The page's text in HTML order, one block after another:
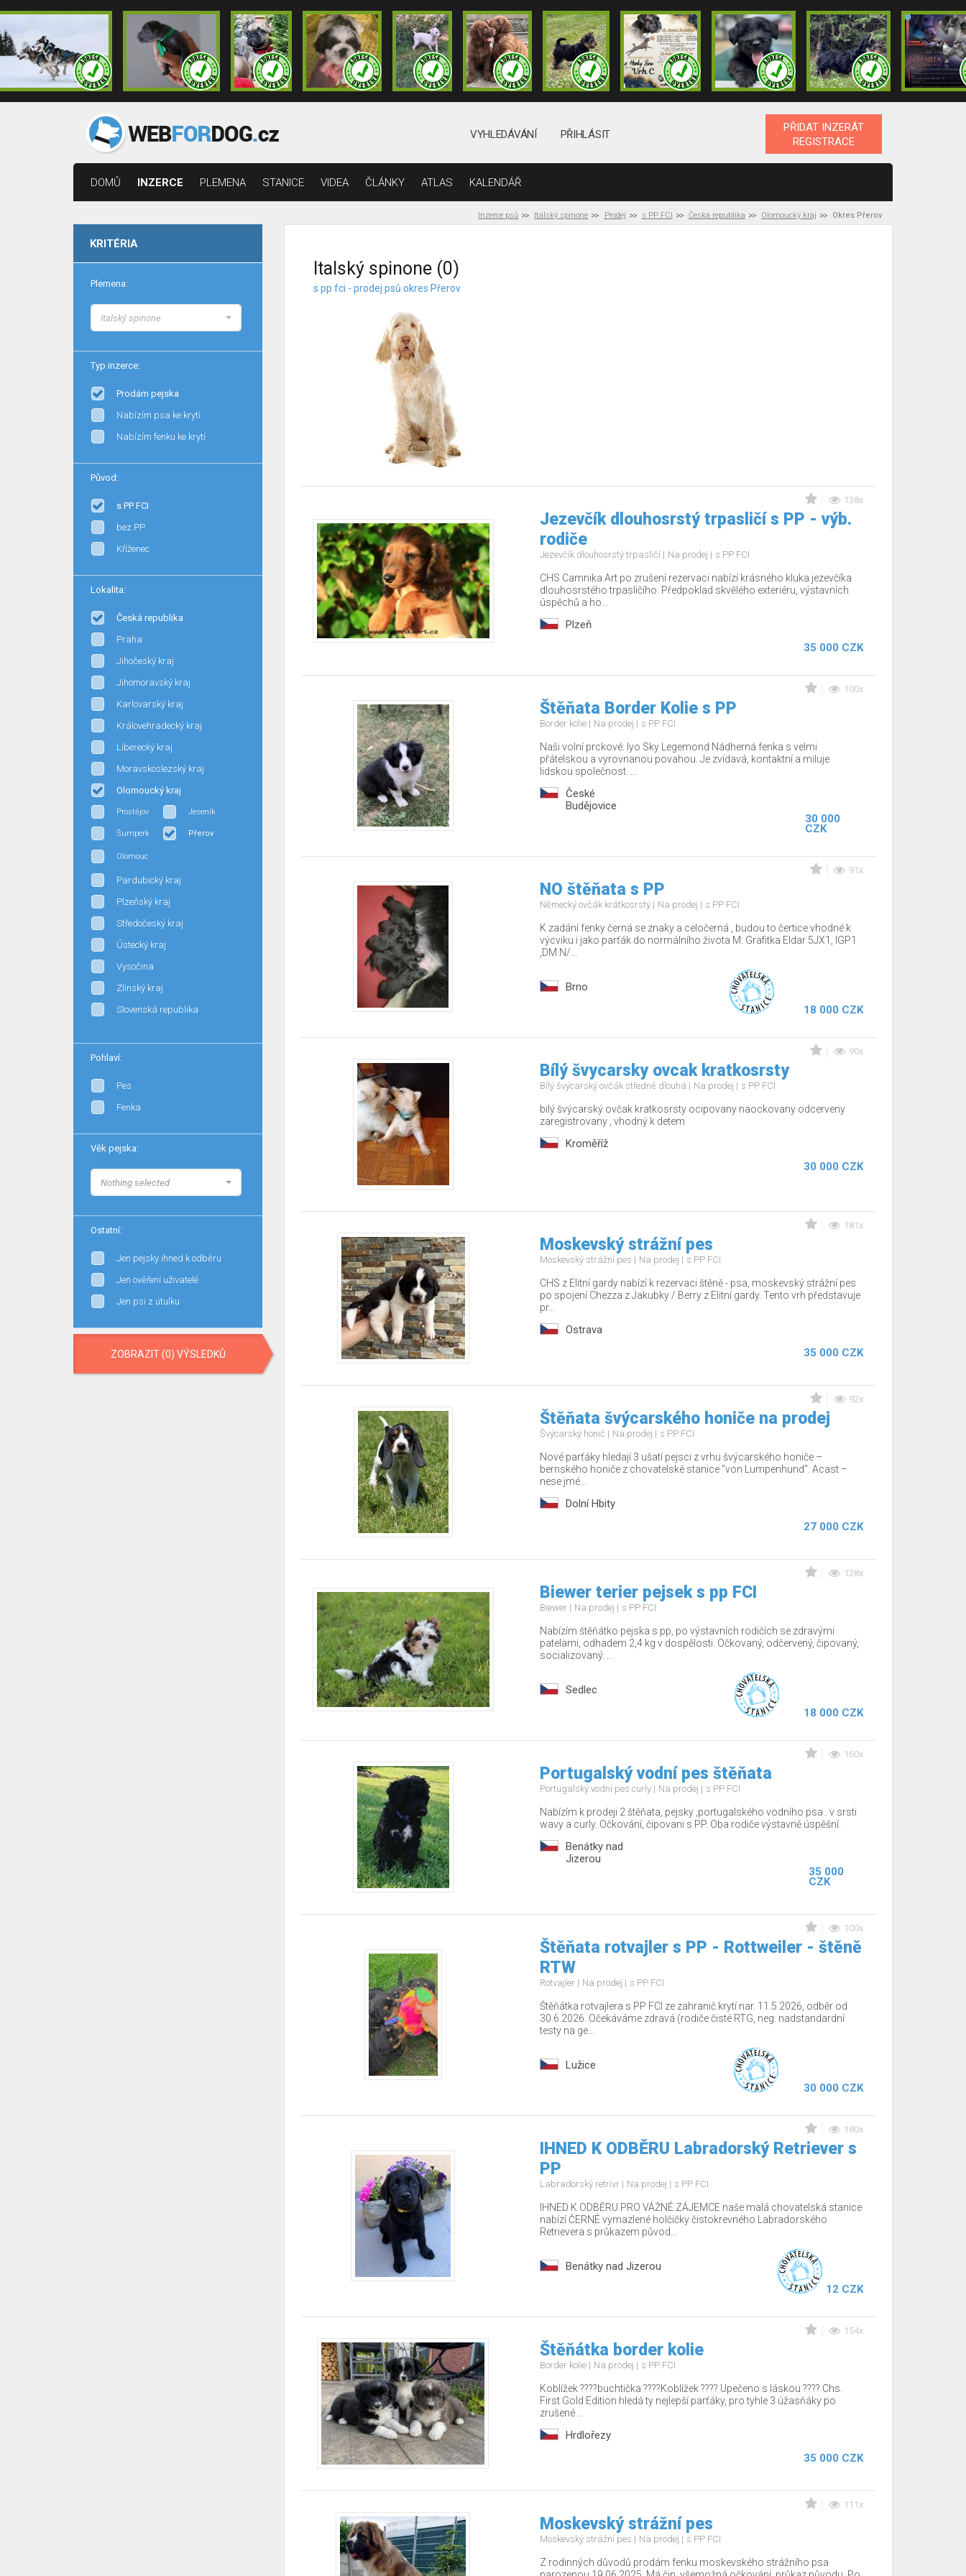
VYHLEDÁVÁNÍ PŘIHLÁSIT
PŘIDAT INZERÁT
REGISTRACE
DOMŮ INZERCE PLEMENA STANICE VIDEA ČLÁNKY ATLAS KALENDÁŘ
Inzerce psů Italský spinone Prodej s PP FCI Česká republika Olomoucký kraj Okres Přerov
KRITÉRIA
Plemena:
Italský spinone
Typ inzerce:
Prodám pejska
Nabízím psa ke krytí
Nabízím fenku ke krytí
Původ:
s PP FCI
bez PP
Kříženec
Lokalita:
Česká republika
Praha
Jihočeský kraj
Jihomoravský kraj
Karlovarský kraj
Královehradecký kraj
Liberecký kraj
Moravskoslezský kraj
Olomoucký kraj
Prostějov Jeseník
Šumperk Přerov
Olomouc
Pardubický kraj
Plzeňský kraj
Středočeský kraj
Ústecký kraj
Vysočina
Zlínský kraj
Slovenská republika
Pohlaví:
Pes
Fenka
Věk pejska:
Nothing selected
Ostatní:
Jen pejsky ihned k odběru
Jen ověření uživatelé
Jen psi z útulku
ZOBRAZIT (0) VÝSLEDKŮ
Italský spinone (0)
s pp fci - prodej psů okres Přerov
138x
Jezevčík dlouhosrstý trpasličí s PP - výb.
rodiče
Jezevčík dlouhosrstý trpasličí Na prodej s PP FCI
CHS Camnika Art po zrušení rezervaci nabízí krásného kluka jezevčíka
dlouhosrstého trpasličího. Předpoklad skvělého exteriéru, výstavních
úspěchů a ho...
Plzeň
35 000 CZK
100x
Štěňata Border Kolie s PP
Border kolie Na prodej s PP FCI
Naši volní prckové: Iyo Sky Legemond Nádherná fenka s velmi
přátelskou a vyrovnanou povahou. Je zvídavá, kontaktní a miluje
lidskou společnost. ...
České
Budějovice
30 000
CZK
91x
NO štěňata s PP
Německý ovčák krátkosrstý Na prodej s PP FCI
K zadání fenky černá se znaky a celočerná , budou to čertice vhodné k
výcviku i jako parťák do normálního života M: Grafitka Eldar 5JX1, IGP1
,DM N/...
Brno
18 000 CZK
90x
Bílý švycarsky ovcak kratkosrsty
Bílý švýcarský ovčák středně dlouhá Na prodej s PP FCI
bilý švýcarský ovčak kratkosrsty ocipovany naockovany odcerveny
zaregistrovany , vhodný k detem
Kroměříž
30 000 CZK
181x
Moskevský strážní pes
Moskevský strážní pes Na prodej s PP FCI
CHS z Elitní gardy nabízí k rezervaci štěně - psa, moskevský strážní pes
po spojení Chezza z Jakubky / Berry z Elitní gardy. Tento vrh představuje
pr...
Ostrava
35 000 CZK
92x
Štěňata švýcarského honiče na prodej
Švýcarský honič Na prodej s PP FCI
Nové parťáky hledají 3 ušatí pejsci z vrhu švýcarského honiče –
bernského honiče z chovatelské stanice "von Lumpenhund". Acast –
nese jmé...
Dolní Hbity
27 000 CZK
128x
Biewer terier pejsek s pp FCI
Biewer Na prodej s PP FCI
Nabízím štěňátko pejska s pp, po výstavních rodičích se zdravými
patelami, odhadem 2,4 kg v dospělosti. Očkovaný, odčervený, čipovaný,
socializovaný. ...
Sedlec
18 000 CZK
160x
Portugalský vodní pes štěňata
Portugalský vodní pes curly Na prodej s PP FCI
Nabízím k prodeji 2 štěňata, pejsky ,portugalského vodního psa.. v srsti
wavy a curly. Očkování, čipovani s PP. Oba rodiče výstavně úspěšní.
Benátky nad
Jizerou
35 000
CZK
100x
Štěňata rotvajler s PP - Rottweiler - štěně
RTW
Rotvajler Na prodej s PP FCI
Štěňátka rotvajlera s PP FCI ze zahranič.krytí nar. 11.5.2026, odběr od
30.6.2026. Očekáváme zdravá (rodiče čisté RTG, neg. nadstandardní
testy na ge...
Lužice
30 000 CZK
180x
IHNED K ODBĚRU Labradorský Retriever s
PP
Labradorský retrívr Na prodej s PP FCI
IHNED K ODBĚRU PRO VÁŽNÉ ZÁJEMCE naše malá chovatelská stanice
nabízí ČERNÉ vymazlené holčičky čistokrevného Labradorského
Retrievera s průkazem původ...
Benátky nad Jizerou
12 CZK
154x
Štěňátka border kolie
Border kolie Na prodej s PP FCI
Koblížek ????buchtička ????Koblížek ???? Upečeno s láskou ???? Chs.
First Gold Edition hledá ty nejlepší parťáky, pro tyhle 3 úžasňáky po
zrušené ...
Hrdlořezy
35 000 CZK
111x
Moskevský strážní pes
Moskevský strážní pes Na prodej s PP FCI
Z rodinných důvodů prodám fenku moskevského strážního psa